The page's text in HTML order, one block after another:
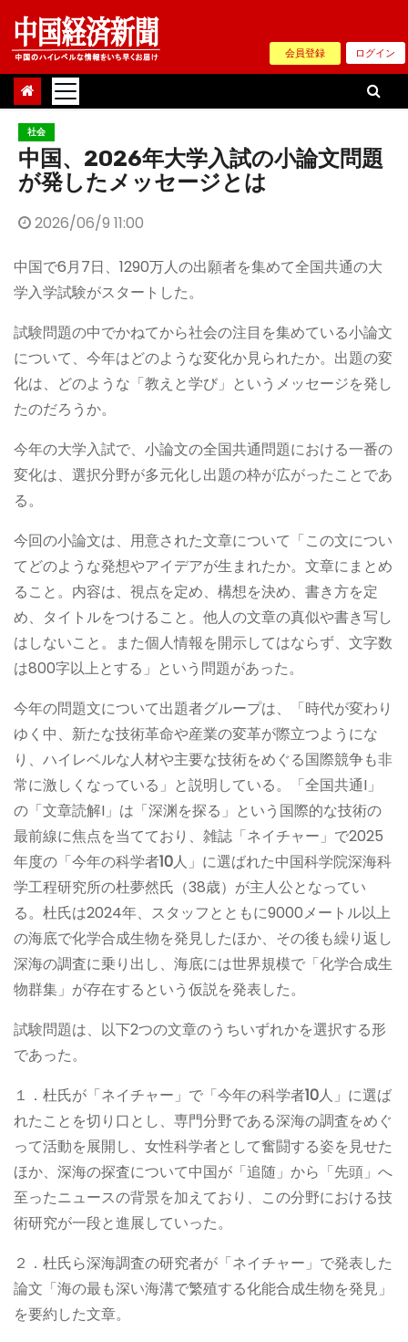
Skip
content
会員登録 ログイン
社会
中国、2026年大学入試の小論文問題
が発したメッセージとは
2026/06/9 11:00
中国で6月7日、1290万人の出願者を集めて全国共通の大
学入学試験がスタートした。
試験問題の中でかねてから社会の注目を集めている小論文
について、今年はどのような変化か見られたか。出題の変
化は、どのような「教えと学び」というメッセージを発し
たのだろうか。
今年の大学入試で、小論文の全国共通問題における一番の
変化は、選択分野が多元化し出題の枠が広がったことであ
る。
今回の小論文は、用意された文章について「この文につい
てどのような発想やアイデアが生まれたか。文章にまとめ
ること。内容は、視点を定め、構想を決め、書き方を定
め、タイトルをつけること。他人の文章の真似や書き写し
はしないこと。また個人情報を開示してはならず、文字数
は800字以上とする」という問題があった。
今年の問題文について出題者グループは、「時代が変わり
ゆく中、新たな技術革命や産業の変革が際立つようにな
り、ハイレベルな人材や主要な技術をめぐる国際競争も非
常に激しくなっている」と説明している。「全国共通I」
の「文章読解I」は「深渊を探る」という国際的な技術の
最前線に焦点を当てており、雑誌「ネイチャー」で2025
年度の「今年の科学者10人」に選ばれた中国科学院深海科
学工程研究所の杜夢然氏（38歳）が主人公となってい
る。杜氏は2024年、スタッフとともに9000メートル以上
の海底で化学合成生物を発見したほか、その後も繰り返し
深海の調査に乗り出し、海底には世界規模で「化学合成生
物群集」が存在するという仮説を発表した。
試験問題は、以下2つの文章のうちいずれかを選択する形
であった。
１．杜氏が「ネイチャー」で「今年の科学者10人」に選ば
れたことを切り口とし、専門分野である深海の調査をめぐ
って活動を展開し、女性科学者として奮闘する姿を見せた
ほか、深海の探査について中国が「追随」から「先頭」へ
至ったニュースの背景を加えており、この分野における技
術研究が一段と進展していった。
２．杜氏ら深海調査の研究者が「ネイチャー」で発表した
論文「海の最も深い海溝で繁殖する化能合成生物を発見」
を要約した文章。